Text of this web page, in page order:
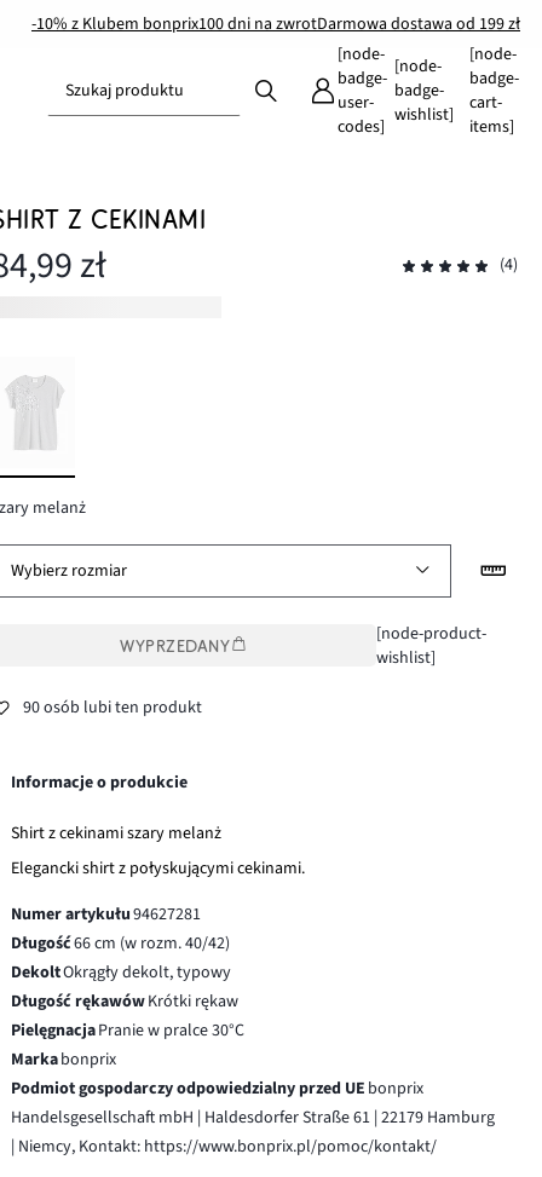
-10% z Klubem bonprix100 dni na zwrotDarmowa dostawa od 199 zł
Szukaj produktu
[node-
badge-
user-
codes]
[node-
badge-
wishlist]
[node-
badge-
cart-
items]
Z CEKINAMI
zł (4)
melanż
Wybierz rozmiar
WYPRZEDANY
[node-product-
wishlist]
90 osób lubi ten produkt
Informacje o produkcie
Shirt z cekinami szary melanż
Elegancki shirt z połyskującymi cekinami.
Numer artykułu94627281
Długość66 cm (w rozm. 40/42)
DekoltOkrągły dekolt, typowy
Długość rękawówKrótki rękaw
PielęgnacjaPranie w pralce 30°C
Markabonprix
Podmiot gospodarczy odpowiedzialny przed UE bonprix
Handelsgesellschaft mbH | Haldesdorfer Straße 61 | 22179 Hamburg
| Niemcy, Kontakt: https://www.bonprix.pl/pomoc/kontakt/